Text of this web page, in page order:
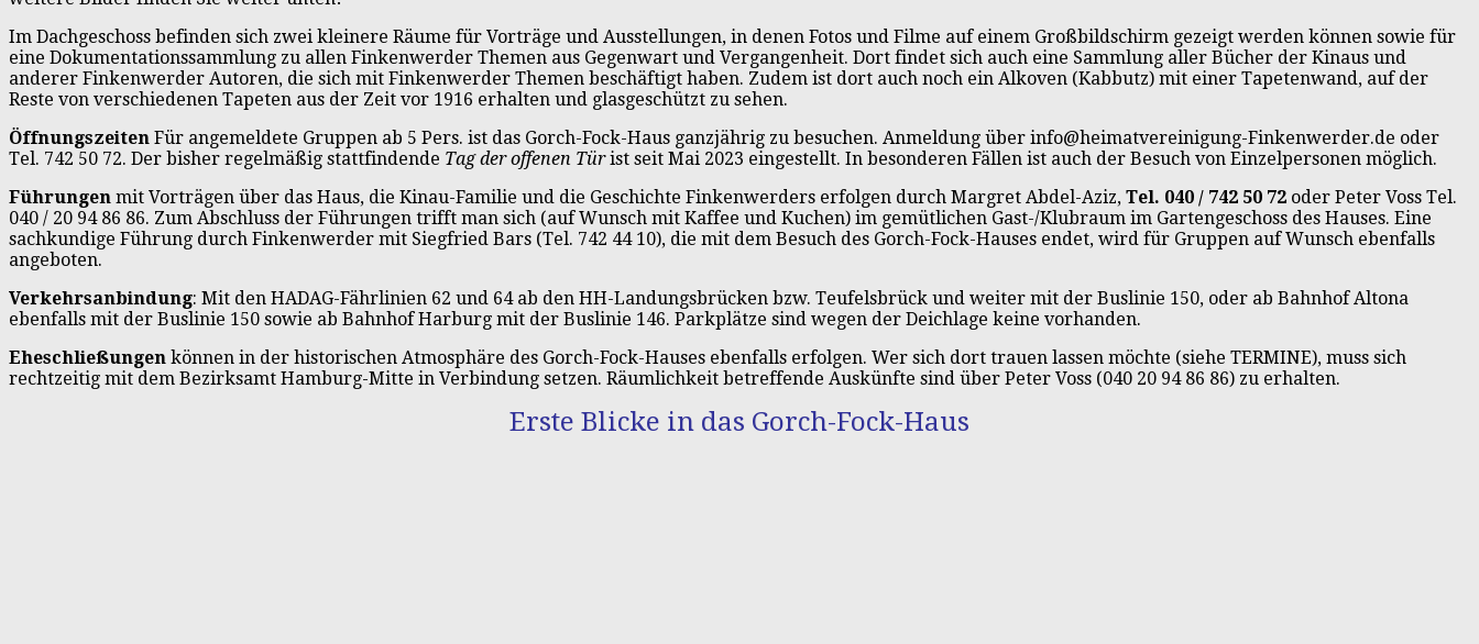
Im Dachgeschoss befinden sich zwei kleinere Räume für Vorträge und Ausstellungen, in denen Fotos und Filme auf einem Großbildschirm gezeigt werden können sowie für
eine Dokumentationssammlung zu allen Finkenwerder Themen aus Gegenwart und Vergangenheit. Dort findet sich auch eine Sammlung aller Bücher der Kinaus und
anderer Finkenwerder Autoren, die sich mit Finkenwerder Themen beschäftigt haben. Zudem ist dort auch noch ein Alkoven (Kabbutz) mit einer Tapetenwand, auf der
Reste von verschiedenen Tapeten aus der Zeit vor 1916 erhalten und glasgeschützt zu sehen.
Öffnungszeiten Für angemeldete Gruppen ab 5 Pers. ist das Gorch-Fock-Haus ganzjährig zu besuchen. Anmeldung über info@heimatvereinigung-Finkenwerder.de oder
Tel. 742 50 72. Der bisher regelmäßig stattfindende Tag der offenen Türist seit Mai 2023 eingestellt. In besonderen Fällen ist auch der Besuch von Einzelpersonen möglich.
Führungen mit Vorträgen über das Haus, die Kinau-Familie und die Geschichte Finkenwerders erfolgen durch Margret Abdel-Aziz, Tel. 040 / 742 50 72 oder Peter Voss Tel.
040 / 20 94 86 86. Zum Abschluss der Führungen trifft man sich (auf Wunsch mit Kaffee und Kuchen) im gemütlichen Gast-/Klubraum im Gartengeschoss des Hauses. Eine
sachkundige Führung durch Finkenwerder mit Siegfried Bars (Tel. 742 44 10), die mit dem Besuch des Gorch-Fock-Hauses endet, wird für Gruppen auf Wunsch ebenfalls
angeboten.
Verkehrsanbindung: Mit den HADAG-Fährlinien 62 und 64 ab den HH-Landungsbrücken bzw. Teufelsbrück und weiter mit der Buslinie 150, oder ab Bahnhof Altona
ebenfalls mit der Buslinie 150 sowie ab Bahnhof Harburg mit der Buslinie 146. Parkplätze sind wegen der Deichlage keine vorhanden.
Eheschließungen können in der historischen Atmosphäre des Gorch-Fock-Hauses ebenfalls erfolgen. Wer sich dort trauen lassen möchte (siehe TERMINE), muss sich
rechtzeitig mit dem Bezirksamt Hamburg-Mitte in Verbindung setzen. Räumlichkeit betreffende Auskünfte sind über Peter Voss (040 20 94 86 86) zu erhalten.
Erste Blicke in das Gorch-Fock-Haus